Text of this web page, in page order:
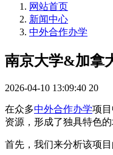
网站首页
新闻中心
中外合作办学
南京大学&加拿
2026-04-10 13:09:40 20
在众多中外合作办学项
资源，形成了独具特色
首先，我们来分析该项